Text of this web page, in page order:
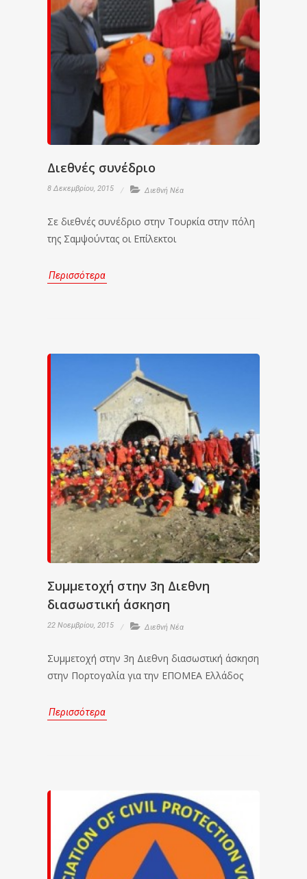
Διεθνές συνέδριο
8 Δεκεμβρίου, 2015 Διεθνή Νέα
Σε διεθνές συνέδριο στην Τουρκία στην πόλη
της Σαμψούντας οι Επίλεκτοι
Περισσότερα
Συμμετοχή στην 3η Διεθνη
διασωστική άσκηση
22 Νοεμβρίου, 2015 Διεθνή Νέα
Συμμετοχή στην 3η Διεθνη διασωστική άσκηση
στην Πορτογαλία για την ΕΠΟΜΕΑ Ελλάδος
Περισσότερα